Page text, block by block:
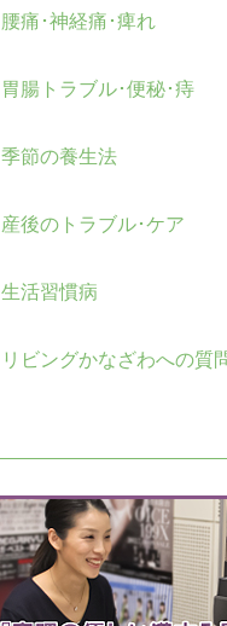
腰痛･神経痛･痺れ
胃腸トラブル･便秘･痔
季節の養生法
産後のトラブル･ケア
生活習慣病
リビングかなざわへの質